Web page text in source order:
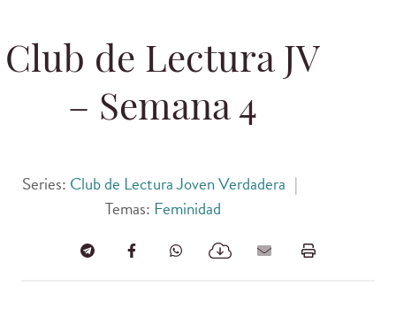
Club de Lectura JV
– Semana 4
Series: Club de Lectura Joven Verdadera |
Temas: Feminidad